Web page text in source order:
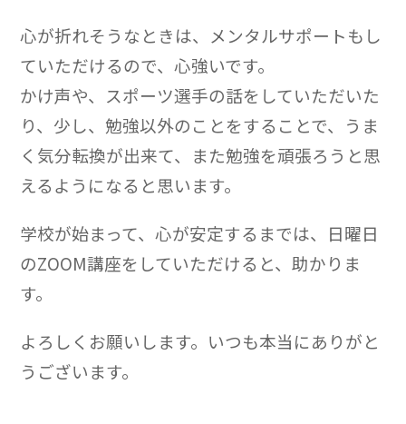
心が折れそうなときは、メンタルサポートもし
ていただけるので、心強いです。
かけ声や、スポーツ選手の話をしていただいた
り、少し、勉強以外のことをすることで、うま
く気分転換が出来て、また勉強を頑張ろうと思
えるようになると思います。
学校が始まって、心が安定するまでは、日曜日
のZOOM講座をしていただけると、助かりま
す。
よろしくお願いします。いつも本当にありがと
うございます。